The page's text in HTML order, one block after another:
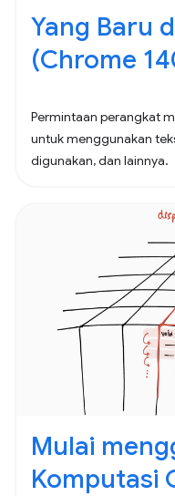
Yang Baru
(Chrome
Permintaan perangkat
untuk menggunakan
digunakan, dan lainnya.
Mulai
Komputasi